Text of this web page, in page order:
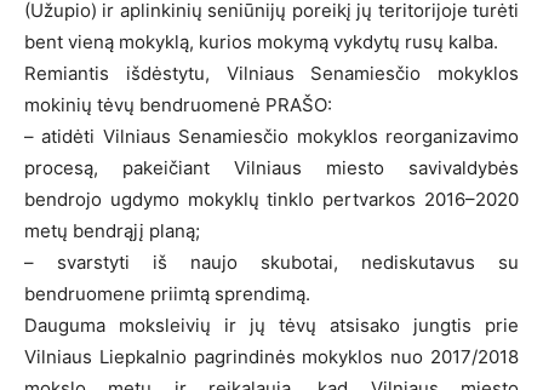
(Užupio) ir aplinkinių seniūnijų poreikį jų teritorijoje turėti
bent vieną mokyklą, kurios mokymą vykdytų rusų kalba.
Remiantis išdėstytu, Vilniaus Senamiesčio mokyklos
mokinių tėvų bendruomenė PRAŠO:
– atidėti Vilniaus Senamiesčio mokyklos reorganizavimo
procesą, pakeičiant Vilniaus miesto savivaldybės
bendrojo ugdymo mokyklų tinklo pertvarkos 2016–2020
metų bendrąjį planą;
– svarstyti iš naujo skubotai, nediskutavus su
bendruomene priimtą sprendimą.
Dauguma moksleivių ir jų tėvų atsisako jungtis prie
Vilniaus Liepkalnio pagrindinės mokyklos nuo 2017/2018